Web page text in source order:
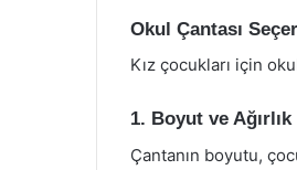
Okul Çantası
Kız çocukları için
1. Boyut ve Ağırlık
Çantanın boyutu,